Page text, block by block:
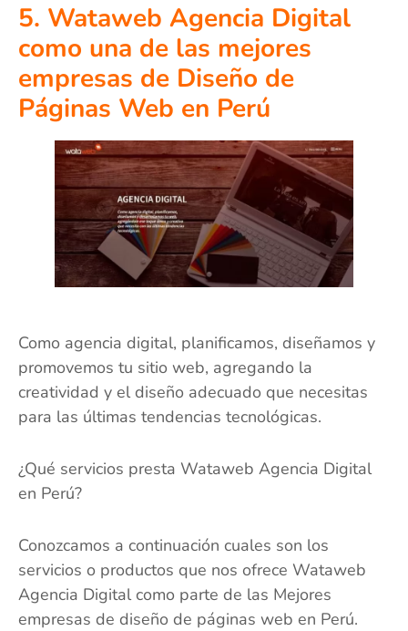
5. Wataweb Agencia Digital
como una de las mejores
empresas de Diseño de
Páginas Web en Perú
Como agencia digital, planificamos, diseñamos y
promovemos tu sitio web, agregando la
creatividad y el diseño adecuado que necesitas
para las últimas tendencias tecnológicas.
¿Qué servicios presta Wataweb Agencia Digital
en Perú?
Conozcamos a continuación cuales son los
servicios o productos que nos ofrece Wataweb
Agencia Digital como parte de las Mejores
empresas de diseño de páginas web en Perú.